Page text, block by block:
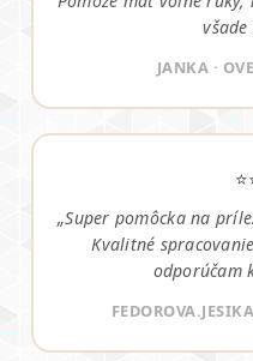
JANKA ·
„Super pomôcka na
Kvalitné
odporúčam